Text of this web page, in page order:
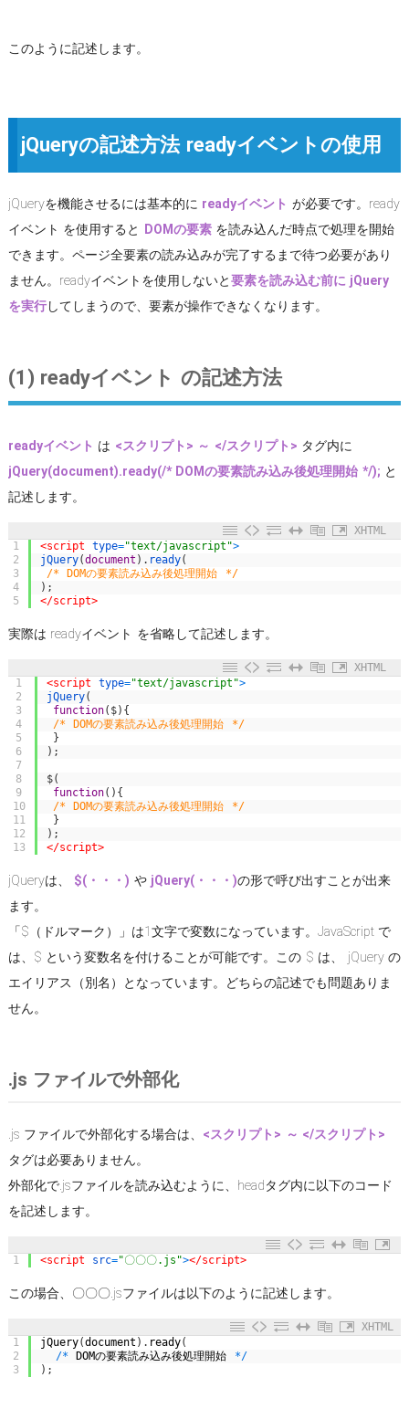
このように記述します。
jQueryの記述方法 readyイベントの使用
jQueryを機能させるには基本的に readyイベント が必要です。ready
イベント を使用すると
DOMの要素を読み込んだ時点で処理を開始
できます。ページ全要素の読み込みが完了するまで待つ必要があり
ません。readyイベントを使用しないと要素を読み込む前に jQuery
を実行してしまうので、要素が操作できなくなります。
(1) readyイベント の記述方法
readyイベント は <スクリプト> ～ </スクリプト> タグ内に
jQuery(document).ready(/* DOMの要素読み込み後処理開始 */); と
記述します。
XHTML
1
2
3
4
5
<script type="text/javascript">
jQuery(document ) . ready(
/* DOMの要素読み込み後処理開始 */
) ;
</script>
実際は readyイベント を省略して記述します。
XHTML
1
2
3
4
5
6
7
8
9
10
11
12
13
<script type="text/javascript">
jQuery(
function( $) {
/* DOMの要素読み込み後処理開始 */
}
) ;
$(
function( ) {
/* DOMの要素読み込み後処理開始 */
}
) ;
</script>
jQueryは、 $(・・・) や jQuery(・・・)の形で呼び出すことが出来
ます。
「$（ドルマーク）」は1文字で変数になっています。JavaScript で
は、$ という変数名を付けることが可能です。この $ は、 jQuery の
エイリアス（別名）となっています。どちらの記述でも問題ありま
せん。
.js ファイルで外部化
.js ファイルで外部化する場合は、 <スクリプト> ～ </スクリプト>
タグは必要ありません。
外部化で.jsファイルを読み込むように、headタグ内に以下のコード
を記述します。
1 <script src="〇〇〇.js"></script>
この場合、〇〇〇.jsファイルは以下のように記述します。
XHTML
1
2
3
jQuery(document ) . ready(
/* DOMの要素読み込み後処理開始 */
) ;